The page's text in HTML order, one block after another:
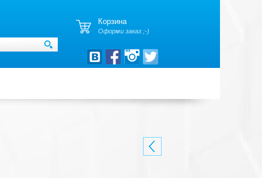
Корзина
Оформи заказ ;-)